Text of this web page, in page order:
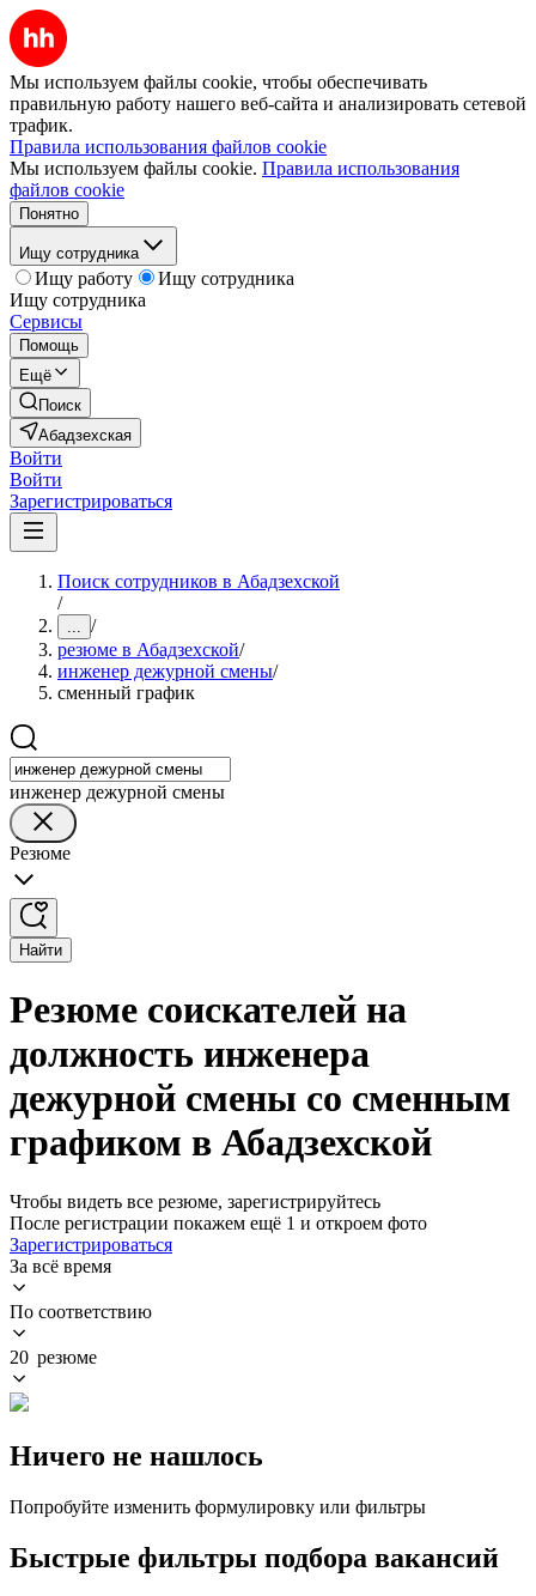
Мы используем файлы cookie, чтобы обеспечивать
правильную работу нашего веб-сайта и анализировать сетевой
трафик.
Правила использования файлов cookie
Мы используем файлы cookie. Правила использования
файлов cookie
Понятно
Ищу сотрудника
Ищу работу
Ищу сотрудника
Ищу сотрудника
Сервисы
Помощь
Ещё
Поиск
Абадзехская
Войти
Войти
Зарегистрироваться
Поиск сотрудников в Абадзехской
/
... /
резюме в Абадзехской/
инженер дежурной смены/
сменный график
инженер дежурной смены
Резюме
Найти
Резюме соискателей на
должность инженера
дежурной смены со сменным
графиком в Абадзехской
Чтобы видеть все резюме, зарегистрируйтесь
После регистрации покажем ещё 1 и откроем фото
Зарегистрироваться
За всё время
По соответствию
20 резюме
Ничего не нашлось
Попробуйте изменить формулировку или фильтры
Быстрые фильтры подбора вакансий